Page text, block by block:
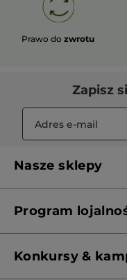
Prawo dozwrotu
Zapisz
Nasze sklepy
Franczyza
Program
Konkursy &